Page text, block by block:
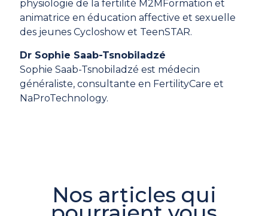
physiologie de la fertilité M2MFormation et
animatrice en éducation affective et sexuelle
des jeunes Cycloshow et TeenSTAR.
Dr Sophie Saab-Tsnobiladzé
Sophie Saab-Tsnobiladzé est médecin
généraliste, consultante en FertilityCare et
NaProTechnology.
Nos articles qui